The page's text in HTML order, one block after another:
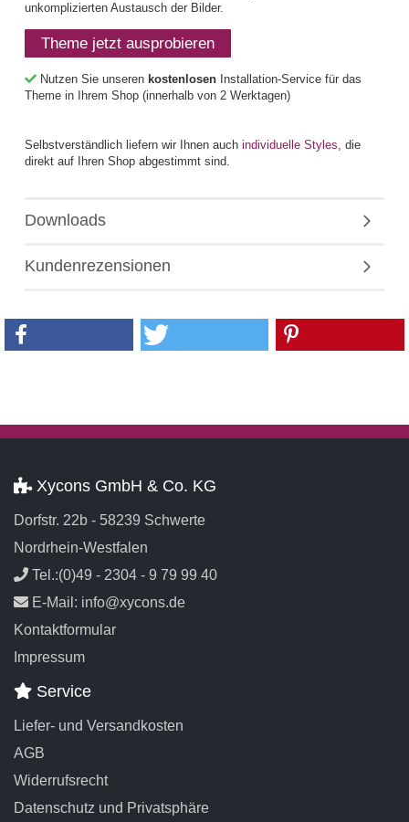
unkomplizierten Austausch der Bilder.
Theme jetzt ausprobieren
Nutzen Sie unseren kostenlosenInstallation-Service für das
Theme in Ihrem Shop (innerhalb von 2 Werktagen)
Selbstverständlich liefern wir Ihnen auch individuelle Styles, die
direkt auf Ihren Shop abgestimmt sind.
Downloads
Kundenrezensionen
Xycons GmbH & Co. KG
Dorfstr. 22b - 58239 Schwerte
Nordrhein-Westfalen
Tel.:(0)49 - 2304 - 9 79 99 40
E-Mail: info@xycons.de
Kontaktformular
Impressum
Service
Liefer- und Versandkosten
AGB
Widerrufsrecht
Datenschutz und Privatsphäre